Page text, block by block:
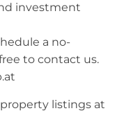
investment
a no-
to contact us.
listings at